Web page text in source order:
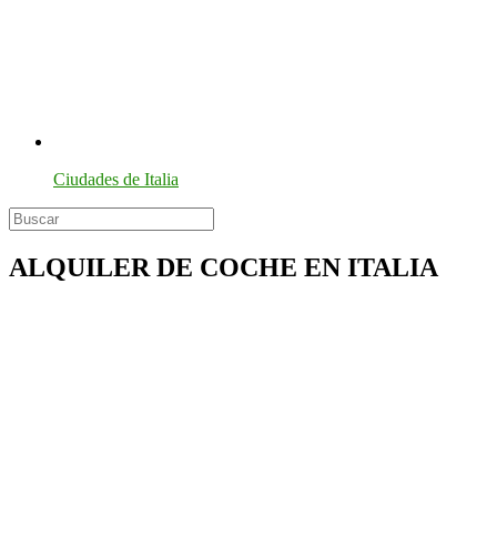
Ciudades de Italia
ALQUILER DE COCHE EN ITALIA